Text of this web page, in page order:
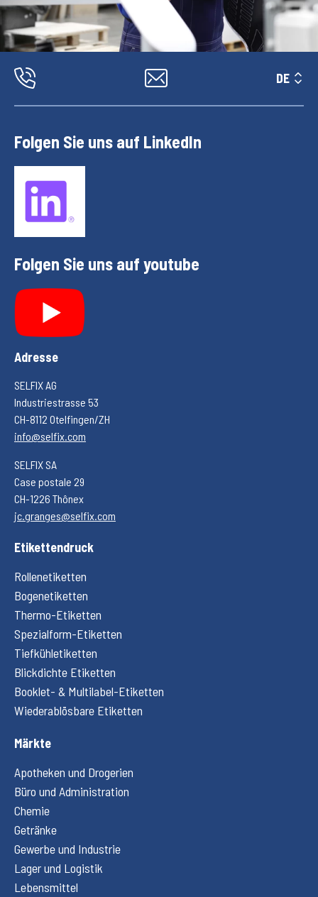
DE
Folgen Sie uns auf LinkedIn
Folgen Sie uns auf youtube
Adresse
SELFIX AG
Industriestrasse 53
CH-8112 Otelfingen/ZH
info@selfix.com
SELFIX SA
Case postale 29
CH-1226 Thônex
jc.granges@selfix.com
Etikettendruck
Rollenetiketten
Bogenetiketten
Thermo-Etiketten
Spezialform-Etiketten
Tiefkühletiketten
Blickdichte Etiketten
Booklet- & Multilabel-Etiketten
Wiederablösbare Etiketten
Märkte
Apotheken und Drogerien
Büro und Administration
Chemie
Getränke
Gewerbe und Industrie
Lager und Logistik
Lebensmittel